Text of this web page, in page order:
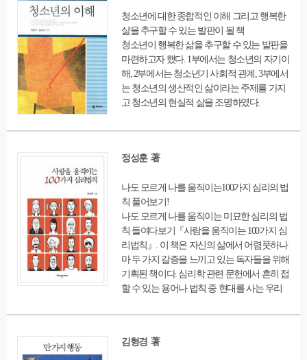
청소년에 대한 종합적인 이해 그리고 행복한
삶을 추구할 수 있는 발판이 될 책
청소년이 행복한 삶을 추구할 수 있는 발판을
마련하고자 했다. 1부에서는 청소년의 자기이
해, 2부에서는 청소년기 사회적 관계, 3부에서
는 청소년의 생산적인 삶이라는 주제를 가지
고 청소년의 현실적 삶을 조명하였다.
정성훈 著
나도 모르게 나를 움직이는100가지 심리의 법
칙 풀어보기!
나도 모르게 나를 움직이는 미묘한 심리의 법
칙 들여다보기『사람을 움직이는 100가지 심
리법칙』. 이 책은 자신의 삶에서 어렴풋하나
마 두 가지 갈증을 느끼고 있는 독자들을 위해
기획된 책이다. 심리학 관련 문헌에서 흔히 접
할 수 있는 용어나 법칙 중 현대를 사는 우리
겨지는 100개의 아이템을 제시하였다.
김형경 著